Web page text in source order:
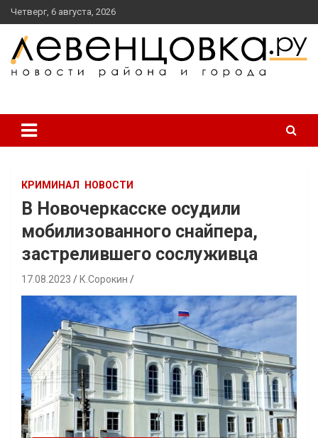
перейти
к
содержанию
Четверг, 6 августа, 2026
КРИМИНАЛ НОВОСТИ
В Новочеркасске осудили
мобилизованного снайпера,
застрелившего сослуживца
17.08.2023 К.Сорокин